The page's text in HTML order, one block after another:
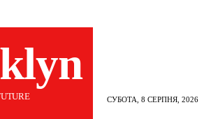
СУБОТА, 8 СЕРПНЯ, 2026